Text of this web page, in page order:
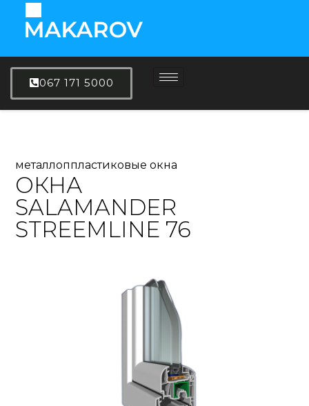
067 171 5000
металлоппластиковые окна
ОКНА
SALAMANDER
STREEMLINE 76